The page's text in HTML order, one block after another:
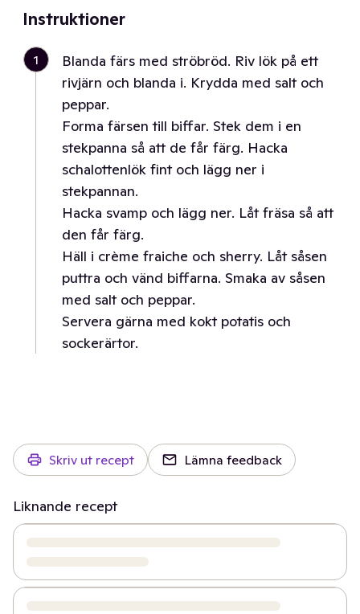
Instruktioner
1
Blanda färs med ströbröd. Riv lök på ett
rivjärn och blanda i. Krydda med salt och
peppar.
Forma färsen till biffar. Stek dem i en
stekpanna så att de får färg. Hacka
schalottenlök fint och lägg ner i
stekpannan.
Hacka svamp och lägg ner. Låt fräsa så att
den får färg.
Häll i crème fraiche och sherry. Låt såsen
puttra och vänd biffarna. Smaka av såsen
med salt och peppar.
Servera gärna med kokt potatis och
sockerärtor.
Skriv ut recept Lämna feedback
Liknande recept